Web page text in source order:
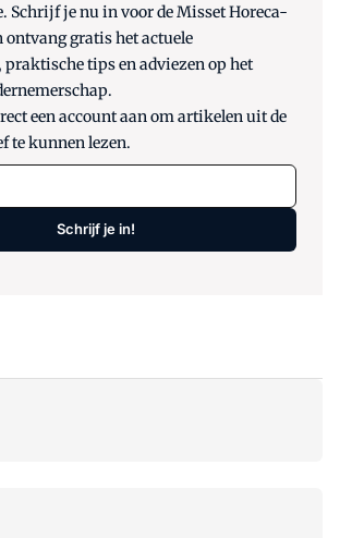
Schrijf je nu in voor de Misset Horeca-
gratis het actuele
tips en adviezen op het
een account aan om artikelen uit de
te kunnen lezen.
Schrijf je in!